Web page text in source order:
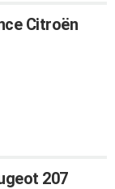
Citroën
207